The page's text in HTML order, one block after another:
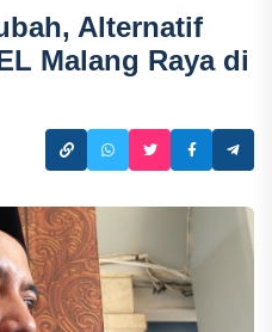
Alternatif
Malang Raya di